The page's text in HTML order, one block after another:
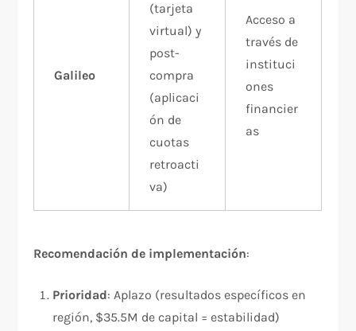
Galileo
(tarjeta
virtual) y
post-
compra
(aplicaci
ón de
cuotas
retroacti
va)
Acceso a
través de
instituci
ones
financier
as
Recomendación de implementación:
Prioridad: Aplazo (resultados específicos en
región, $35.5M de capital = estabilidad)